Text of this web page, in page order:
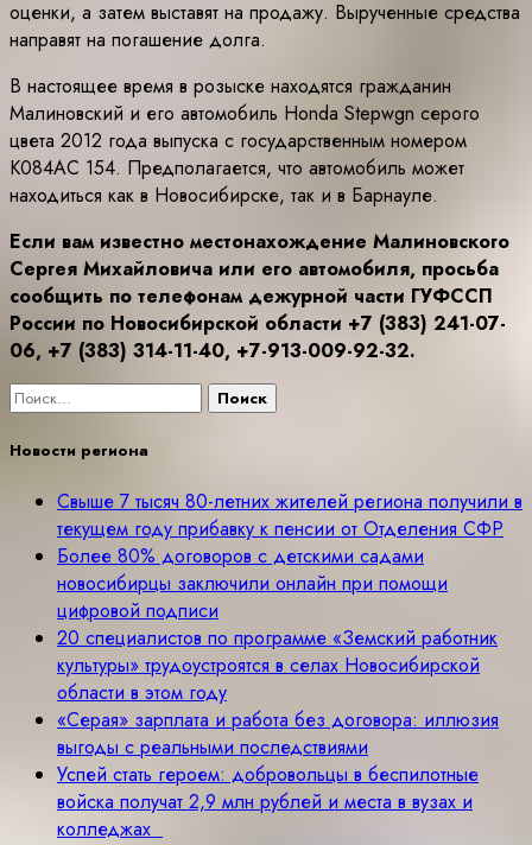
оценки, а затем выставят на продажу. Вырученные средства
направят на погашение долга.
В настоящее время в розыске находятся гражданин
Малиновский и его автомобиль Honda Stepwgn серого
цвета 2012 года выпуска с государственным номером
К084АС 154. Предполагается, что автомобиль может
находиться как в Новосибирске, так и в Барнауле.
Если вам известно местонахождение Малиновского
Сергея Михайловича или его автомобиля, просьба
сообщить по телефонам дежурной части ГУФССП
России по Новосибирской области +7 (383) 241-07-
06, +7 (383) 314-11-40, +7-913-009-92-32.
Найти:
Новости региона
Свыше 7 тысяч 80-летних жителей региона получили в
текущем году прибавку к пенсии от Отделения СФР
Более 80% договоров с детскими садами
новосибирцы заключили онлайн при помощи
цифровой подписи
20 специалистов по программе «Земский работник
культуры» трудоустроятся в селах Новосибирской
области в этом году
«Серая» зарплата и работа без договора: иллюзия
выгоды с реальными последствиями
Успей стать героем: добровольцы в беспилотные
войска получат 2,9 млн рублей и места в вузах и
колледжах